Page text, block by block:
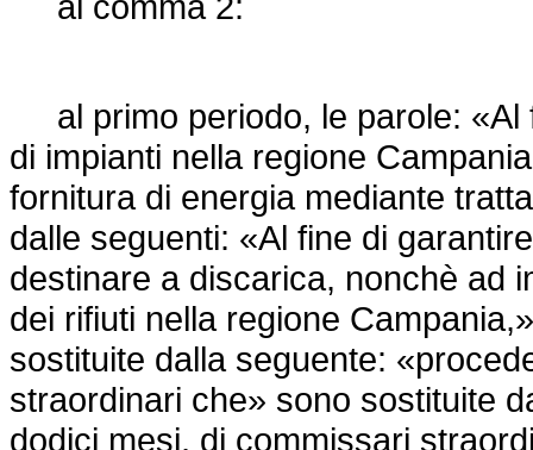
al primo periodo, le parole: «Al
di impianti nella regione
fornitura di energia mediante
dalle seguenti: «Al fine di
destinare a discarica, nonchè ad
dei rifiuti nella regione
sostituite dalla seguente:
straordinari che» sono sostituite
dodici mesi, di commissari